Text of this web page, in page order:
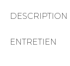
DESCRIPTION
ENTRETIEN